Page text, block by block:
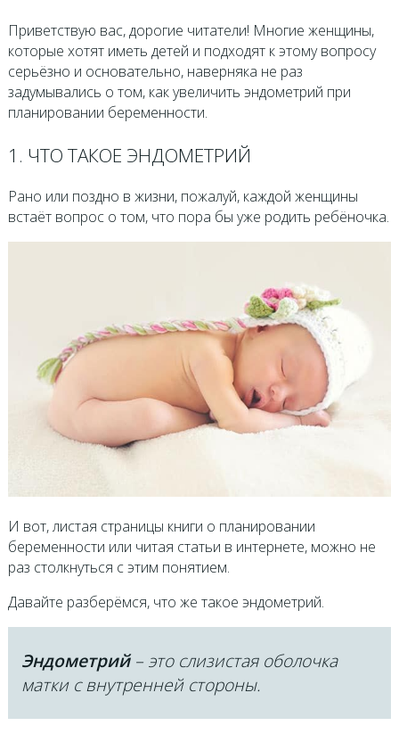
Приветствую вас, дорогие читатели! Многие женщины,
которые хотят иметь детей и подходят к этому вопросу
серьёзно и основательно, наверняка не раз
задумывались о том, как увеличить эндометрий при
планировании беременности.
1. ЧТО ТАКОЕ ЭНДОМЕТРИЙ
Рано или поздно в жизни, пожалуй, каждой женщины
встаёт вопрос о том, что пора бы уже родить ребёночка.
И вот, листая страницы книги о планировании
беременности или читая статьи в интернете, можно не
раз столкнуться с этим понятием.
Давайте разберёмся, что же такое эндометрий.
Эндометрий– это слизистая оболочка
матки с внутренней стороны.